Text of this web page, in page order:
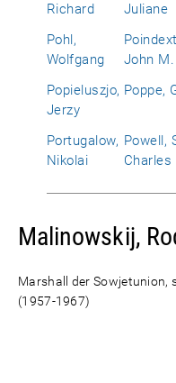
Richard
Juliane
Pohl,
Wolfgang
John M.
Popieluszjo,
Jerzy
Poppe,
Portugalow,
Nikolai
Powell,
Charles
Malinowskij,
Marshall der Sowjetunion,
(1957-1967)